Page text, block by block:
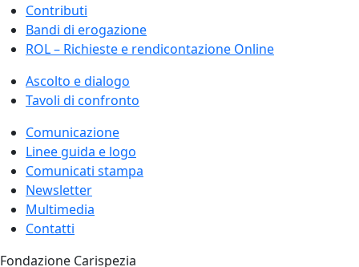
Contributi
Bandi di erogazione
ROL – Richieste e rendicontazione Online
Ascolto e dialogo
Tavoli di confronto
Comunicazione
Linee guida e logo
Comunicati stampa
Newsletter
Multimedia
Contatti
Fondazione Carispezia